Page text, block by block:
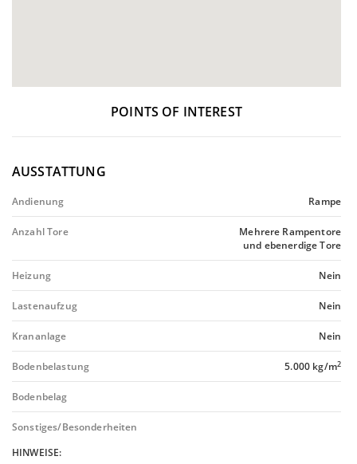
POINTS OF INTEREST
AUSSTATTUNG
Andienung Rampe
Anzahl Tore
Mehrere Rampentore
und ebenerdige Tore
Heizung Nein
Lastenaufzug Nein
Krananlage Nein
Bodenbelastung 5.000 kg/m2
Bodenbelag
Sonstiges/Besonderheiten
HINWEISE: